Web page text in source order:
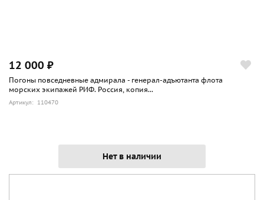
12 000 ₽
Погоны повседневные адмирала - генерал-адъютанта флота
морских экипажей РИФ. Россия, копия...
Артикул: 110470
Нет в наличии